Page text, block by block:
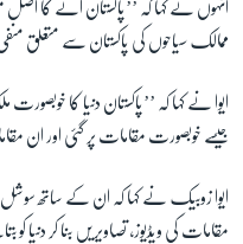
انہوں نے کہا کہ ’’پاکستان آنے کا اصل
ممالک سیاحوں کی پاکستان سے متعلق
ایوا نے کہا کہ ’’پاکستان دنیا کا
جیسے خوبصورت مقامات پر گئی اور ان
ایوا زوبیک نے کہا کہ ان کے ساتھ
مقامات کی ویڈیوز، تصاویریں بنا کر